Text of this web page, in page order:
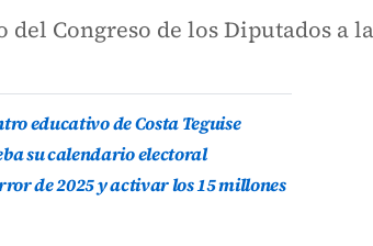
del Congreso de los Diputados a
educativo de Costa Teguise
su calendario electoral
de 2025 y activar los 15 millones